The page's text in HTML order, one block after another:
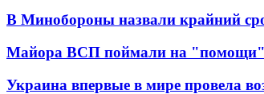
В Минобороны назвали крайний
Майора ВСП поймали на
Украина впервые в мире провела